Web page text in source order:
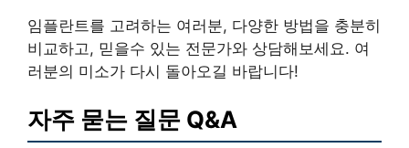
임플란트를 고려하는 여러분, 다양한 방법을 충분히
비교하고, 믿을수 있는 전문가와 상담해보세요. 여
러분의 미소가 다시 돌아오길 바랍니다!
자주 묻는 질문 Q&A